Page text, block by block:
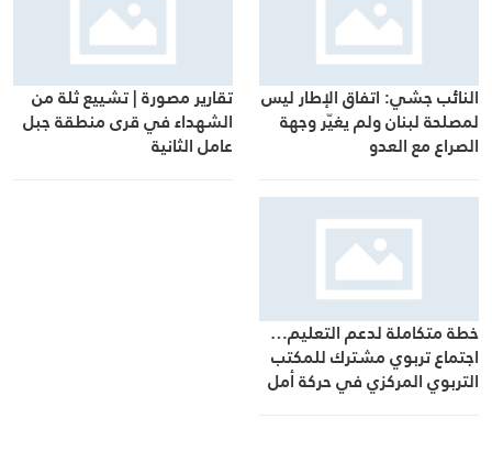
النائب جشي: اتفاق الإطار ليس
لمصلحة لبنان ولم يغيّر وجهة
الصراع مع العدو
تقارير مصورة | تشييع ثلة من
الشهداء في قرى منطقة جبل
عامل الثانية
خطة متكاملة لدعم التعليم…
اجتماع تربوي مشترك للمكتب
التربوي المركزي في حركة أمل
والتعبئة التربوية في حزب الله